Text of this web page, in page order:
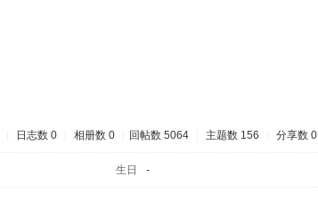
日志数 0 相册数 0 回帖数 5064 主题数 156 分享数 0
生日 -